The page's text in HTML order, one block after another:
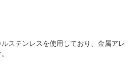
ステンレスを使用しており、金属アレ